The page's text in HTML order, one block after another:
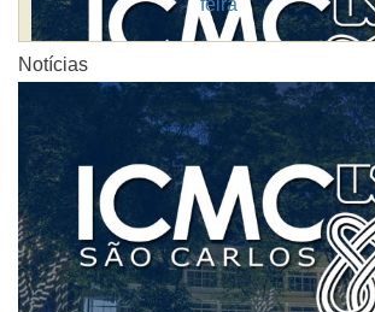
feira
Notícias
Notícias